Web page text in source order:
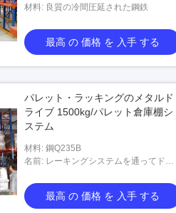
材料: 良質の冷間圧延された鋼鉄
最高 の 価格 を 入手 する
パレット・ラッキングのメタルド
ライブ 1500kg/パレット倉庫棚シ
ステム
材料: 鋼Q235B
名前: レーキングシステムを通ってドラ
最高 の 価格 を 入手 する